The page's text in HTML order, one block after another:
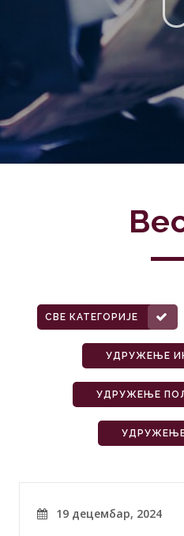
СВЕ КАТЕГОРИЈЕ
УДРУЖЕЊЕ
УДРУЖЕЊЕ
19 децембар, 2024